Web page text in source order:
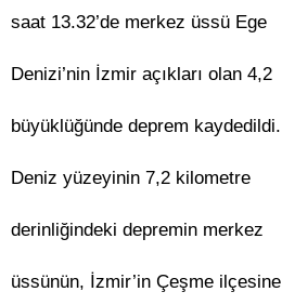
saat 13.32’de merkez üssü Ege
Denizi’nin İzmir açıkları olan 4,2
büyüklüğünde deprem kaydedildi.
Deniz yüzeyinin 7,2 kilometre
derinliğindeki depremin merkez
üssünün, İzmir’in Çeşme ilçesine